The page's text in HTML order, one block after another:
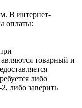
В интернет-
оплаты:
товарный и
либо
либо заверить